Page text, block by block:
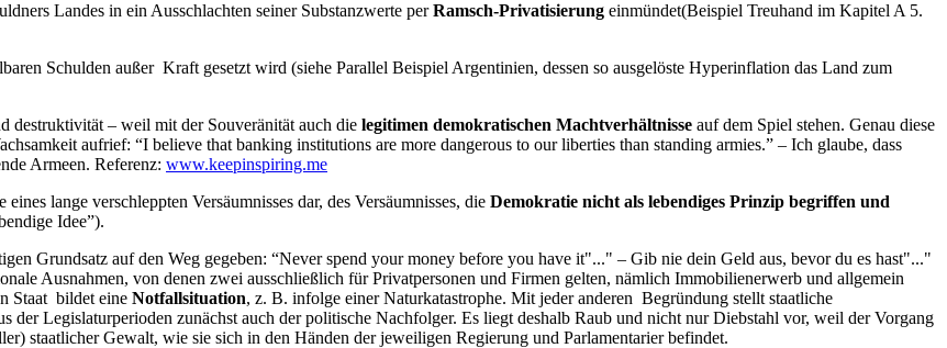
Landes in ein Ausschlachten seiner Substanzwerte perRamsch-Privatisierung einmündet(Beispiel Treuhand im Kapitel A 5.
Schulden außer Kraft gesetzt wird (siehe Parallel Beispiel Argentinien, dessen so ausgelöste Hyperinflation das Land zum
destruktivität – weil mit der Souveränität auch die legitimen demokratischen Machtverhältnisse auf dem Spiel stehen. Genau diese
aufrief: “I believe that banking institutions are more dangerous to our liberties than standing armies.” – Ich glaube, dass
Armeen. Referenz: www.keepinspiring.me
lange verschleppten Versäumnisses dar, des Versäumnisses, die Demokratie nicht als lebendiges Prinzip begriffen und
Idee”).
Grundsatz auf den Weg gegeben: “Never spend your money before you have it"..." – Gib nie dein Geld aus, bevor du es hast"..."
Ausnahmen, von denen zwei ausschließlich für Privatpersonen und Firmen gelten, nämlich Immobilienerwerb und allgemein
Staat bildet eine Notfallsituation, z. B. infolge einer Naturkatastrophe. Mit jeder anderen Begründung stellt staatliche
der Legislaturperioden zunächst auch der politische Nachfolger. Es liegt deshalb Raub und nicht nur Diebstahl vor, weil der Vorgang
staatlicher Gewalt, wie sie sich in den Händen der jeweiligen Regierung und Parlamentarier befindet.